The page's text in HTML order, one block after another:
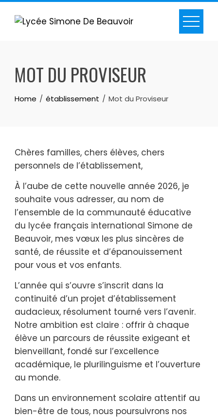
MOT DU PROVISEUR
Home établissement Mot du Proviseur
Chères familles, chers élèves, chers
personnels de l’établissement,
À l’aube de cette nouvelle année 2026, je
souhaite vous adresser, au nom de
l’ensemble de la communauté éducative
du lycée français international Simone de
Beauvoir, mes vœux les plus sincères de
santé, de réussite et d’épanouissement
pour vous et vos enfants.
L’année qui s’ouvre s’inscrit dans la
continuité d’un projet d’établissement
audacieux, résolument tourné vers l’avenir.
Notre ambition est claire : offrir à chaque
élève un parcours de réussite exigeant et
bienveillant, fondé sur l’excellence
académique, le plurilinguisme et l’ouverture
au monde.
Dans un environnement scolaire attentif au
bien-être de tous, nous poursuivrons nos